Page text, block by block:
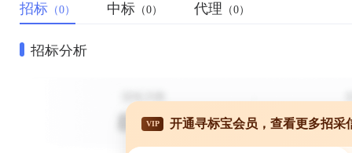
招标 （0） 中标 （0） 代理 （0）
招标分析
VIP 开通寻标宝会员，查看更多招采